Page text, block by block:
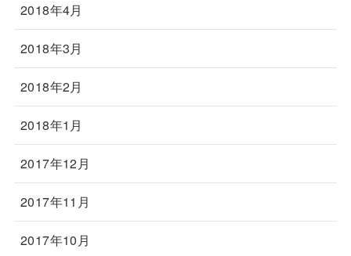
2018年4月
2018年3月
2018年2月
2018年1月
2017年12月
2017年11月
2017年10月